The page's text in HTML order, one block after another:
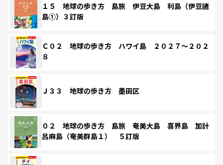
１５ 地球の歩き方 島旅 伊豆大島 利島（伊豆諸
島①）３訂版
Ｃ０２ 地球の歩き方 ハワイ島 ２０２７～２０２
８
Ｊ３３ 地球の歩き方 墨田区
０２ 地球の歩き方 島旅 奄美大島 喜界島 加計
呂麻島（奄美群島１） ５訂版